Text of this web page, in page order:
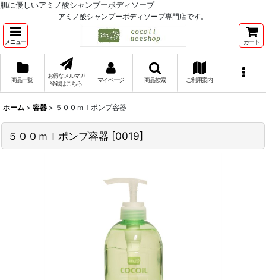
肌に優しいアミノ酸シャンプーボディソープ
アミノ酸シャンプーボディソープ専門店です。
メニュー カート
商品一覧
お得なメルマガ
登録はこちら
マイページ 商品検索 ご利用案内
ホーム > 容器 > ５００ｍｌポンプ容器
５００ｍｌポンプ容器 [0019]